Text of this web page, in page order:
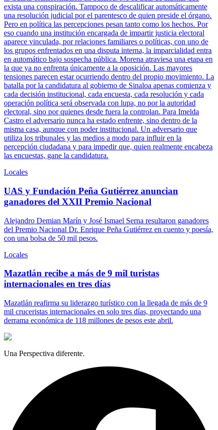
exista una conspiración. Tampoco de descalificar automáticamente
una resolución judicial por el parentesco de quien preside el órgano.
Pero en política las percepciones pesan tanto como los hechos. Por
eso cuando una institución encargada de impartir justicia electoral
aparece vinculada, por relaciones familiares o políticas, con uno de
los grupos enfrentados en una disputa interna, la imparcialidad entra
en automático bajo sospecha pública. Morena atraviesa una etapa en
la que ya no enfrenta únicamente a la oposición. Las mayores
tensiones parecen estar ocurriendo dentro del propio movimiento. La
batalla por la candidatura al gobierno de Sinaloa apenas comienza y
cada decisión institucional, cada encuesta, cada resolución y cada
operación política será observada con lupa, no por la autoridad
electoral, sino por quienes desde fuera la controlan. Para Imelda
Castro el adversario nunca ha estado enfrente, sino dentro de la
misma casa, aunque con poder institucional. Un adversario que
utiliza los tribunales y las medios a modo para influir en la
percepción ciudadana y para impedir que, quien realmente encabeza
las encuestas, gane la candidatura.
Locales
UAS y Fundación Peña Gutiérrez anuncian
ganadores del XXII Premio Nacional
Alejandro Demian Marín y José Ismael Serna resultaron ganadores
del Premio Nacional Dr. Enrique Peña Gutiérrez en cuento y poesía,
con una bolsa de 50 mil pesos.
Locales
Mazatlán recibe a más de 9 mil turistas
internacionales en tres días
Mazatlán reafirma su liderazgo turístico con la llegada de más de 9
mil cruceristas internacionales en solo tres días, proyectando una
derrama económica de 118 millones de pesos este abril.
Una Perspectiva diferente.